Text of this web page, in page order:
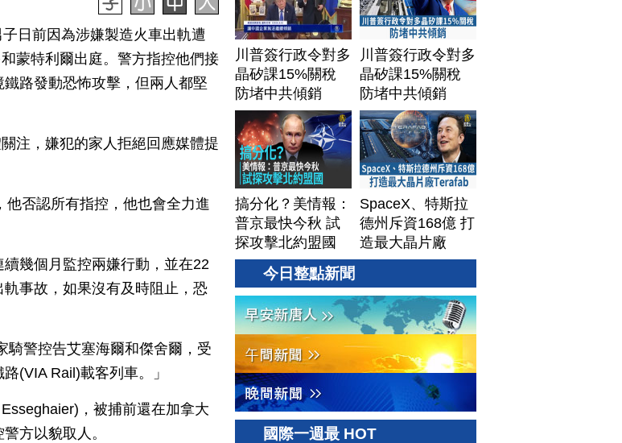
日前因為涉嫌製造火車出軌遭
蒙特利爾出庭。警方指控他們接
路發動恐怖攻擊，但兩人都堅
注，嫌犯的家人拒絕回應媒體提
否認所有指控，他也會全力進
幾個月監控兩嫌行動，並在22
事故，如果沒有及時阻止，恐
騎警控告艾塞海爾和傑舍爾，受
(VIA Rail)載客列車。」
，被捕前還在加拿大
方以貌取人。
川普簽行政令對多
晶矽課15%關稅
防堵中共傾銷
川普簽行政令對多
晶矽課15%關稅
防堵中共傾銷
搞分化？美情報：
普京最快今秋 試
探攻擊北約盟國
SpaceX、特斯拉
德州斥資168億 打
造最大晶片廠
Terafab
今日整點新聞
國際一週最 HOT